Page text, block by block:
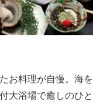
お料理が自慢。海を
大浴場で癒しのひと